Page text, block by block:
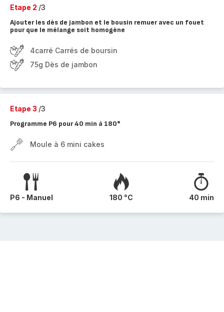
Etape 2 /3
Ajouter les dès de jambon et le bousin remuer avec un fouet
pour que le mélange soit homogène
4carré Carrés de boursin
75g Dès de jambon
Etape 3 /3
Programme P6 pour 40 min à 180°
Moule à 6 mini cakes
P6 - Manuel 180 °C 40 min